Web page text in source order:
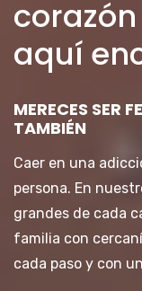
aquí
MERECES SER
TAMBIÉN
Caer en una
persona. En
grandes de cada
familia con
cada paso y con